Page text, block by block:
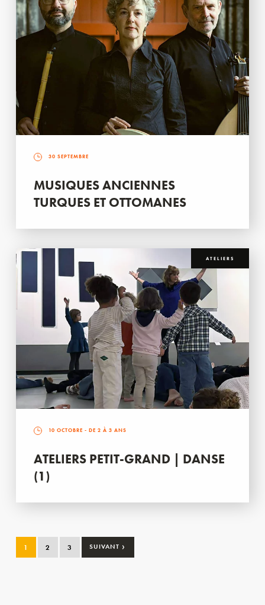
30 SEPTEMBRE
MUSIQUES ANCIENNES
TURQUES ET OTTOMANES
ATELIERS
10 OCTOBRE - DE 2 À 3 ANS
ATELIERS PETIT-GRAND | DANSE
(1)
1 2 3 SUIVANT ›